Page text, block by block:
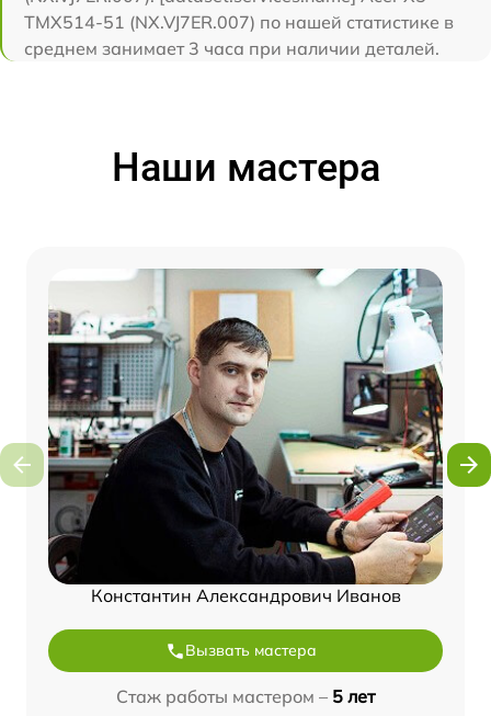
TMX514-51 (NX.VJ7ER.007) по нашей статистике в
среднем занимает 3 часа при наличии деталей.
Наши мастера
Константин Александрович Иванов
Вызвать мастера
Стаж работы мастером – 5 лет